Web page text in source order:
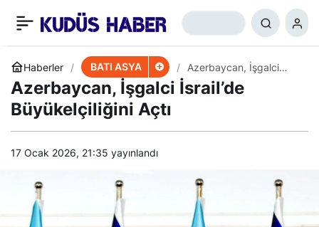
Haberler BATI ASYA
Azerbaycan, İşgalci
İsrail’de Büyükelçiliğini
Açtı
Azerbaycan, İşgalci İsrail’de
Büyükelçiliğini Açtı
17 Ocak 2026, 21:35 yayınlandı
Suud-BAE’den Yemen’de
Yeni Hamleler
+ 0 Paylaş